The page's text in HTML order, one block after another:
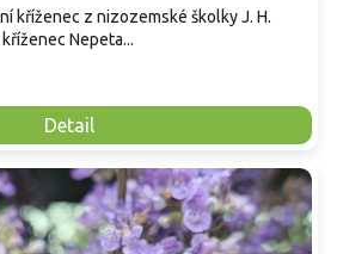
Detail
kříženec z nizozemské školky J. H.
Nepeta...